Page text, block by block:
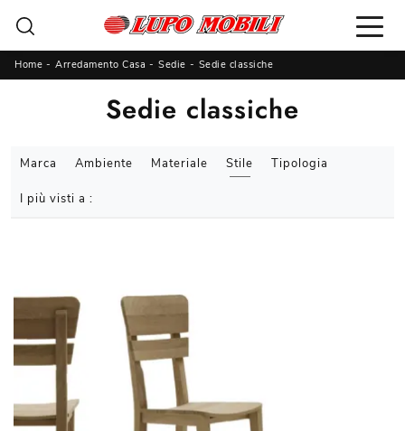
Home - Arredamento Casa - Sedie - Sedie classiche
Sedie classiche
Marca Ambiente Materiale Stile Tipologia
I più visti a :